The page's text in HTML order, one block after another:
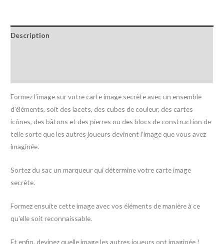
Description
Formez l’image sur votre carte image secrète avec un ensemble
d’éléments, soit des lacets, des cubes de couleur, des cartes
icônes, des bâtons et des pierres ou des blocs de construction de
telle sorte que les autres joueurs devinent l’image que vous avez
imaginée.
Sortez du sac un marqueur qui détermine votre carte image
secrète.
Formez ensuite cette image avec vos éléments de manière à ce
qu’elle soit reconnaissable.
Et enfin, devinez quelle image les autres joueurs ont imaginée !